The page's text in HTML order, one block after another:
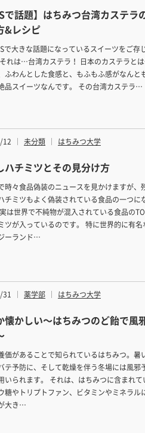
で話題】はちみつ台湾カステラ
&レシピ
で大きな話題になっているスイーツをご存
れは…台湾カステラ！ 日本のカステラと
ふわんとした食感と、もふもふ感がなんと
品スイーツなんです。 その台湾カステラ…
12 未分類 はちみつ大学
ハチミツとその見分け方
時々食品偽装のニュースを見かけますが、
チミツもよく偽装されている食品の一つに
は世界で不純物が混入されている食品の
ツが入っているのです。 特に世界的に有名
ーランド…
31 薬学部 はちみつ大学
懐かしい〜はちみつのど飴で風
価があることで知られているはちみつ。暑
テ予防に、そして乾燥を伴う冬場には風邪
いられます。 それは、はちみつに含まれて
糖やトリプトファン、ビタミンやミネラル
大き…